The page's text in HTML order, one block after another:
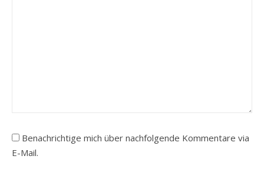
Benachrichtige mich über nachfolgende Kommentare via
E-Mail.